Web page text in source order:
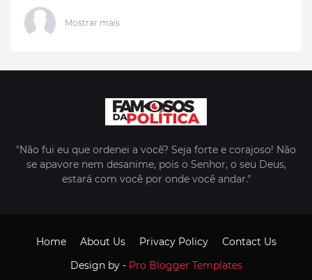
Mostrar mais
"Não fui eu que ordenei a você? Seja forte e corajoso! Não
se apavore nem desanime, pois o Senhor, o seu Deus,
estará com você por onde você andar."
Design by - Pro Blogger Templates
Home About Us Privacy Policy Contact Us